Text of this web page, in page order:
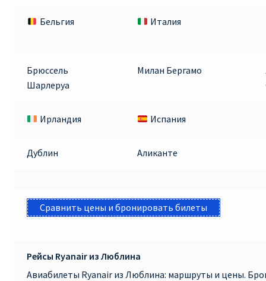
Бельгия
Италия
Брюссель
Шарлеруа
Милан Бергамо
Ирландия Испания
Дублин Аликанте
Сравнить цены и бронировать билеты
Рейсы Ryanair из Люблина
Авиабилеты Ryanair из Люблина: маршруты и цены.